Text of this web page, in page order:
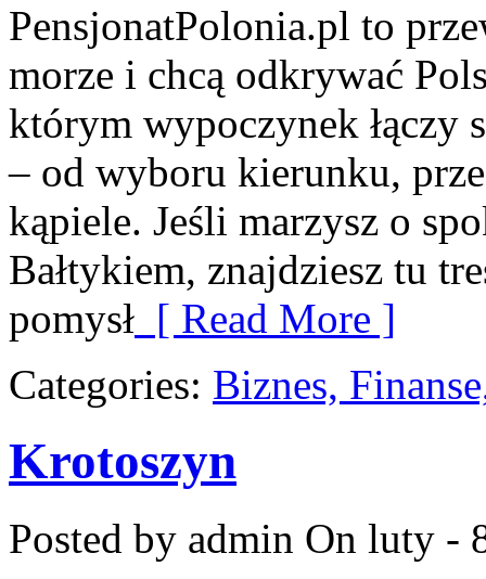
PensjonatPolonia.pl to
morze i chcą odkrywać
którym wypoczynek łączy
– od wyboru kierunku,
kąpiele. Jeśli marzysz o
Bałtykiem, znajdziesz tu
pomysł [ Read More ]
Categories: Biznes,
Krotoszyn
Posted by admin On luty -